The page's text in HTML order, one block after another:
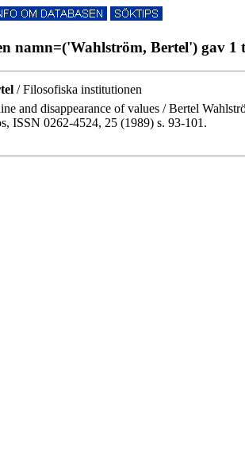
namn=('Wahlström, Bertel') gav 1
/ Filosofiska institutionen
and disappearance of values / Bertel
ISSN 0262-4524, 25 (1989) s. 93-101.